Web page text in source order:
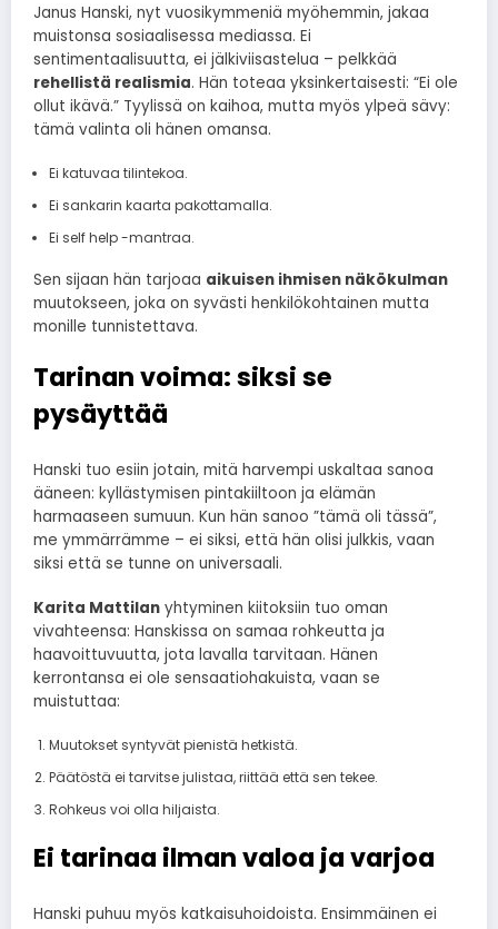
Janus Hanski, nyt vuosikymmeniä myöhemmin, jakaa
muistonsa sosiaalisessa mediassa. Ei
sentimentaalisuutta, ei jälkiviisastelua – pelkkää
rehellistä realismia. Hän toteaa yksinkertaisesti: “Ei ole
ollut ikävä.” Tyylissä on kaihoa, mutta myös ylpeä sävy:
tämä valinta oli hänen omansa.
Ei katuvaa tilintekoa.
Ei sankarin kaarta pakottamalla.
Ei self help -mantraa.
Sen sijaan hän tarjoaa aikuisen ihmisen näkökulman
muutokseen, joka on syvästi henkilökohtainen mutta
monille tunnistettava.
Tarinan voima: siksi se
pysäyttää
Hanski tuo esiin jotain, mitä harvempi uskaltaa sanoa
ääneen: kyllästymisen pintakiiltoon ja elämän
harmaaseen sumuun. Kun hän sanoo ”tämä oli tässä”,
me ymmärrämme – ei siksi, että hän olisi julkkis, vaan
siksi että se tunne on universaali.
Karita Mattilan yhtyminen kiitoksiin tuo oman
vivahteensa: Hanskissa on samaa rohkeutta ja
haavoittuvuutta, jota lavalla tarvitaan. Hänen
kerrontansa ei ole sensaatiohakuista, vaan se
muistuttaa:
Muutokset syntyvät pienistä hetkistä.
Päätöstä ei tarvitse julistaa, riittää että sen tekee.
Rohkeus voi olla hiljaista.
Ei tarinaa ilman valoa ja varjoa
Hanski puhuu myös katkaisuhoidoista. Ensimmäinen ei